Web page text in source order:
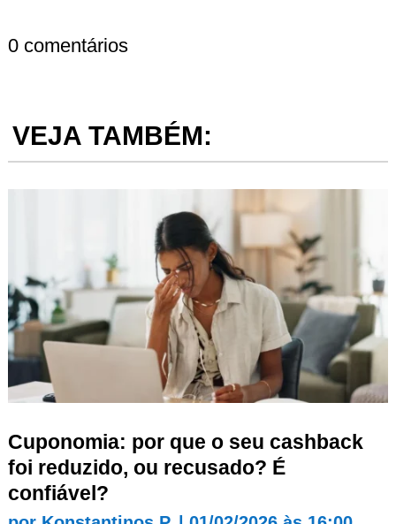
0 comentários
VEJA TAMBÉM:
Cuponomia: por que o seu cashback
foi reduzido, ou recusado? É
confiável?